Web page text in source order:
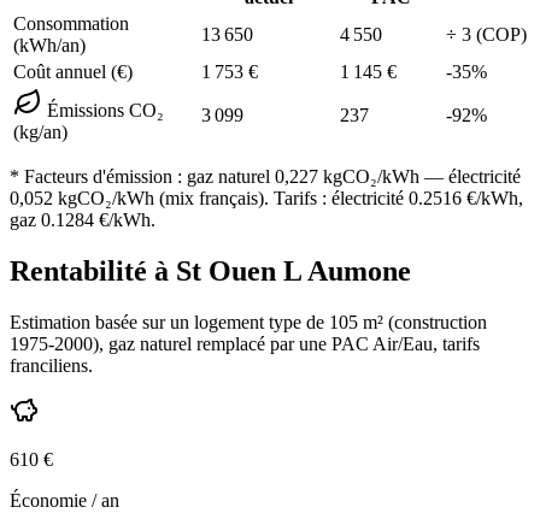
Consommation
(kWh/an)
13 650 4 550 ÷ 3 (COP)
Coût annuel (€)
1 753 € 1 145 € -35%
Émissions CO₂
(kg/an)
3 099 237 -92%
* Facteurs d'émission : gaz naturel 0,227 kgCO₂/kWh — électricité
0,052 kgCO₂/kWh (mix français). Tarifs : électricité 0.2516 €/kWh,
gaz 0.1284 €/kWh.
Rentabilité à St Ouen L Aumone
Estimation basée sur un logement type de 105 m² (construction
1975-2000), gaz naturel remplacé par une PAC Air/Eau, tarifs
franciliens.
610 €
Économie / an